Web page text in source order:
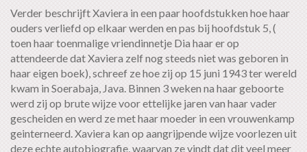
Verder beschrijft Xaviera in een paar hoofdstukken hoe haar
ouders verliefd op elkaar werden en pas bij hoofdstuk 5, (
toen haar toenmalige vriendinnetje Dia haar er op
attendeerde dat Xaviera zelf nog steeds niet was geboren in
haar eigen boek), schreef ze hoe zij op 15 juni 1943 ter wereld
kwam in Soerabaja, Java. Binnen 3 weken na haar geboorte
werd zij op brute wijze voor ettelijke jaren van haar vader
gescheiden en werd ze met haar moeder in een vrouwenkamp
geinterneerd. Xaviera kan op aangrijpende wijze voorlezen uit
deze echte autobiografie, waarvan ze vindt dat dit veel meer